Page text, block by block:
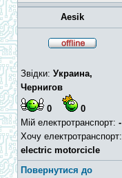
Aesik
Звідки: Украина,
Чернигов
0
0
Мій електротранспорт: -
Хочу електротранспорт:
electric motorcicle
Повернутися до